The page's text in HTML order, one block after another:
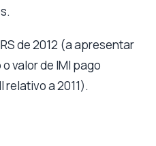
de 2012 (a apresentar
valor de IMI pago
relativo a 2011).